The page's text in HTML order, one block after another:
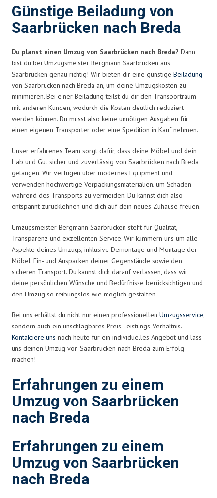
Günstige Beiladung von
Saarbrücken nach Breda
Du planst einen Umzug von Saarbrücken nach Breda? Dann
bist du bei Umzugsmeister Bergmann Saarbrücken aus
Saarbrücken genau richtig! Wir bieten dir eine günstige Beiladung
von Saarbrücken nach Breda an, um deine Umzugskosten zu
minimieren. Bei einer Beiladung teilst du dir den Transportraum
mit anderen Kunden, wodurch die Kosten deutlich reduziert
werden können. Du musst also keine unnötigen Ausgaben für
einen eigenen Transporter oder eine Spedition in Kauf nehmen.
Unser erfahrenes Team sorgt dafür, dass deine Möbel und dein
Hab und Gut sicher und zuverlässig von Saarbrücken nach Breda
gelangen. Wir verfügen über modernes Equipment und
verwenden hochwertige Verpackungsmaterialien, um Schäden
während des Transports zu vermeiden. Du kannst dich also
entspannt zurücklehnen und dich auf dein neues Zuhause freuen.
Umzugsmeister Bergmann Saarbrücken steht für Qualität,
Transparenz und exzellenten Service. Wir kümmern uns um alle
Aspekte deines Umzugs, inklusive Demontage und Montage der
Möbel, Ein- und Auspacken deiner Gegenstände sowie den
sicheren Transport. Du kannst dich darauf verlassen, dass wir
deine persönlichen Wünsche und Bedürfnisse berücksichtigen und
den Umzug so reibungslos wie möglich gestalten.
Bei uns erhältst du nicht nur einen professionellen Umzugsservice,
sondern auch ein unschlagbares Preis-Leistungs-Verhältnis.
Kontaktiere uns noch heute für ein individuelles Angebot und lass
uns deinen Umzug von Saarbrücken nach Breda zum Erfolg
machen!
Erfahrungen zu einem
Umzug von Saarbrücken
nach Breda
Erfahrungen zu einem
Umzug von Saarbrücken
nach Breda